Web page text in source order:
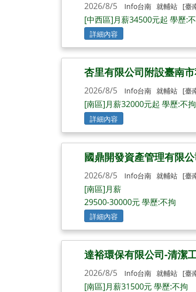
2026/8/5 Info台南 就輔站 [臺
[中西區]月薪34500元起 學歷:
詳細內容
杏里有限公司附設臺南
2026/8/5 Info台南 就輔站 [臺
[南區]月薪32000元起 學歷:不拘
詳細內容
國鼎開發資產管理有限
2026/8/5 Info台南 就輔站 [臺
[南區]月薪
29500-30000元 學歷:不拘
詳細內容
達裕環保有限公司-清潔
2026/8/5 Info台南 就輔站 [臺
[南區]月薪31500元 學歷:不拘